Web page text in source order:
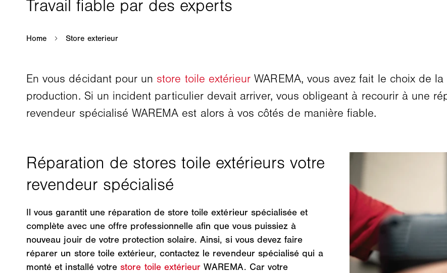
En vous décidant pour un store toile extérieur WAREMA, vous avez fait le choix de
production. Si un incident particulier devait arriver, vous obligeant à recourir à une
revendeur spécialisé WAREMA est alors à vos côtés de manière fiable.
Il vous garantit une réparation de store toile extérieur spécialisée et
complète avec une offre professionnelle afin que vous puissiez à
nouveau jouir de votre protection solaire. Ainsi, si vous devez faire
réparer un store toile extérieur, contactez le revendeur spécialisé qui a
monté et installé votrestore toile extérieur WAREMA. Car votre